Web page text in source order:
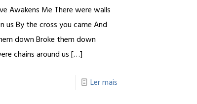
Awakens Me There were walls
us By the cross you came And
down Broke them down
chains around us[…]
Ler mais